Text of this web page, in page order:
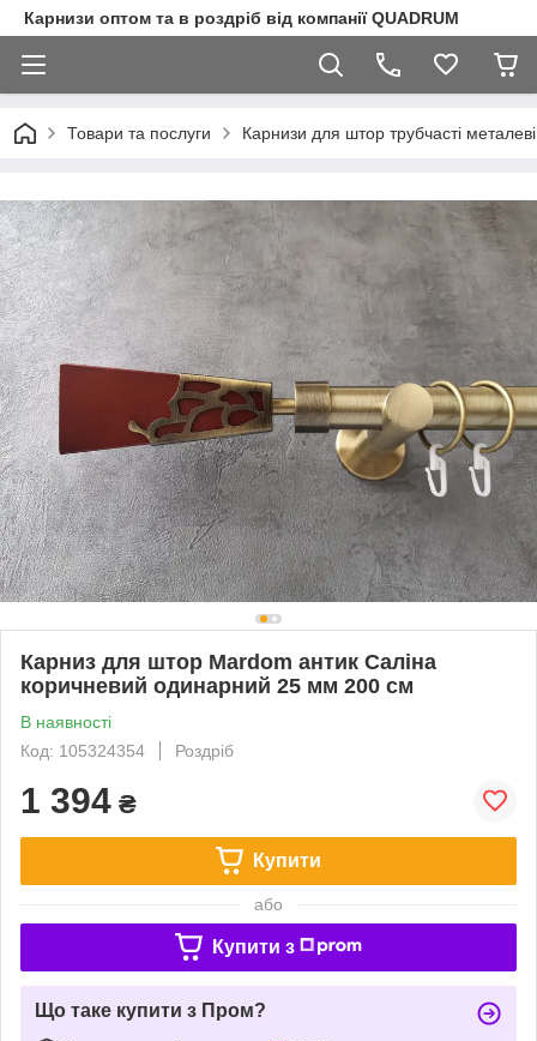
Карнизи оптом та в роздріб від компанії QUADRUM
Товари та послуги Карнизи для штор трубчасті металеві
Карниз для штор Mardom антик Саліна
коричневий одинарний 25 мм 200 см
В наявності
Код: 105324354
Роздріб
1 394 ₴
Купити
або
Купити з
Що таке купити з Пром?